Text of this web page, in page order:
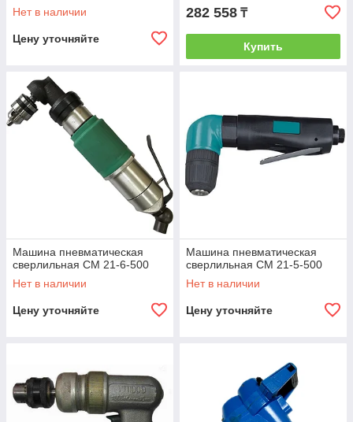
Нет в наличии
Цену уточняйте
282 558 ₸
Купить
Машина пневматическая
сверлильная СМ 21-6-500
Нет в наличии
Цену уточняйте
Машина пневматическая
сверлильная СМ 21-5-500
Нет в наличии
Цену уточняйте